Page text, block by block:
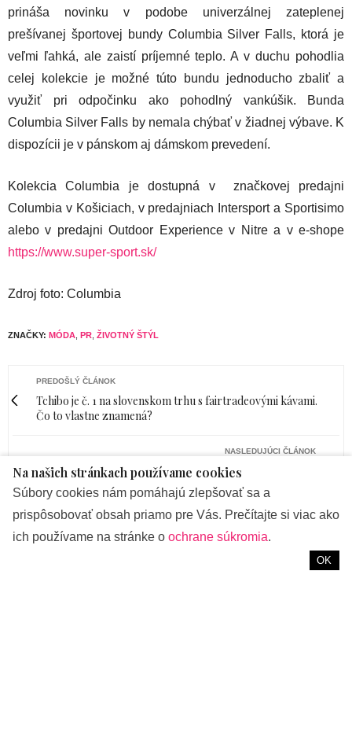
prináša novinku v podobe univerzálnej zateplenej
prešívanej športovej bundy Columbia Silver Falls, ktorá je
veľmi ľahká, ale zaistí príjemné teplo. A v duchu pohodlia
celej kolekcie je možné túto bundu jednoducho zbaliť a
využiť pri odpočinku ako pohodlný vankúšik. Bunda
Columbia Silver Falls by nemala chýbať v žiadnej výbave. K
dispozícii je v pánskom aj dámskom prevedení.
Kolekcia Columbia je dostupná v značkovej predajni
Columbia v Košiciach, v predajniach Intersport a Sportisimo
alebo v predajni Outdoor Experience v Nitre a v e-shope
https://www.super-sport.sk/
Zdroj foto: Columbia
ZNAČKY: MÓDA PR ŽIVOTNÝ ŠTÝL
PREDOŠLÝ ČLÁNOK
Tchibo je č. 1 na slovenskom trhu s fairtradeovými kávami.
Čo to vlastne znamená?
NASLEDUJÚCI ČLÁNOK
August v znamení prírodných materiálov. Poradíme vám
ako oživiť váš domov aj terasu a predĺžiť si leto!
Na našich stránkach používame cookies
Súbory cookies nám pomáhajú zlepšovať sa a
prispôsobovať obsah priamo pre Vás. Prečítajte si viac ako
ich používame na stránke o ochrane súkromia.
OK